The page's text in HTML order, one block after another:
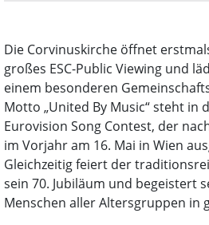
Die Corvinuskirche öffnet
großes ESC-Public Viewing und
einem besonderen
Motto „United By Music“ steht in
Eurovision Song Contest, der
im Vorjahr am 16. Mai in Wien
Gleichzeitig feiert der
sein 70. Jubiläum und begeistert
Menschen aller Altersgruppen in